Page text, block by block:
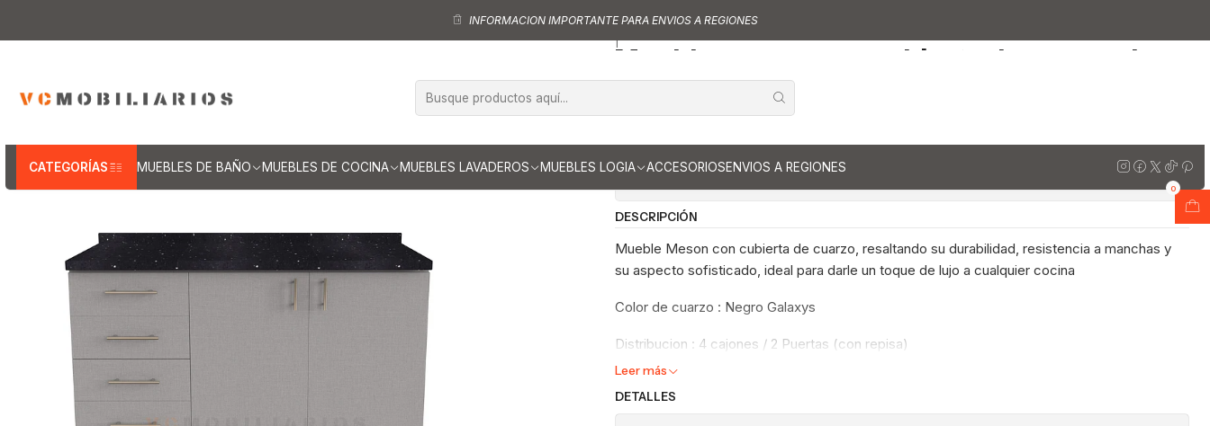
CATEGORÍAS MUEBLES DE BAÑO MUEBLES DE COCINA MUEBLES LAVADEROS MUEBLES LOGIA ACCESORIOSENVIOS A REGIONES
0
INFORMACION IMPORTANTE PARA ENVIOS A REGIONES
Muebles tipo Mesón Mueble tipo Mesón de 150 cm
Mueble meson con cubierta de cuarzo de 150 cm / M1-1550 / Notte
|
Mueble meson con cubierta de cuarzo de
150 cm / M1-1550 / Notte
DESCRIPCIÓN
Mueble Meson con cubierta de cuarzo, resaltando su durabilidad, resistencia a manchas y
su aspecto sofisticado, ideal para darle un toque de lujo a cualquier cocina
Color de cuarzo : Negro Galaxys
Distribucion : 4 cajones / 2 Puertas (con repisa)
Leer más
DETALLES